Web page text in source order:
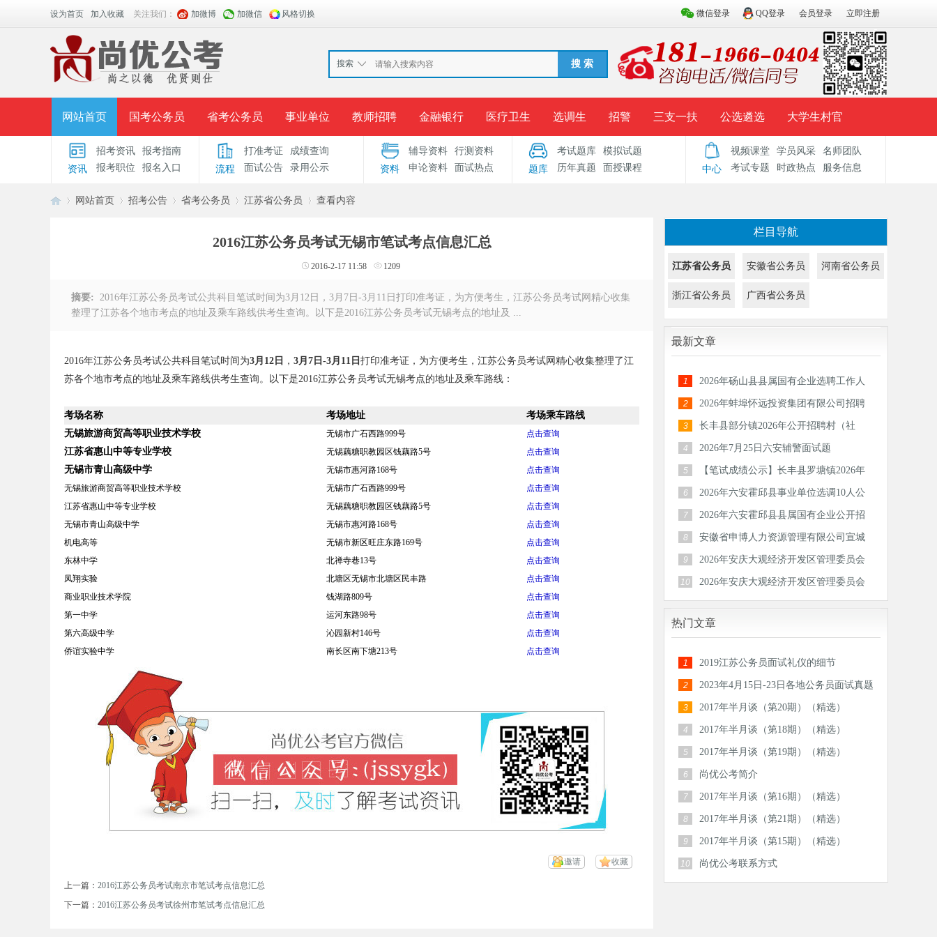
微信登录 QQ登录 会员登录 立即注册
设为首页 加入收藏 关注我们： 加微博 加微信 风格切换
搜索 搜 索
网站首页 国考公务员 省考公务员 事业单位 教师招聘 金融银行 医疗卫生 选调生 招警 三支一扶 公选遴选 大学生村官
面授课程 招考公告 面试公告 报考指导 准考证打印 成绩查询 录用公示 考试题库 辅导资料 历年真题 模拟试题
时政热点 视频课堂 名师团队 学员风采 考试专题
资讯
招考资讯
报考指南
报考职位
报名入口 流程
打准考证
成绩查询
面试公告
录用公示 资料
辅导资料
行测资料
申论资料
面试热点 题库
考试题库
模拟试题
历年真题
面授课程 中心
视频课堂 学员风采
名师团队
考试专题
时政热点 服务信息
网站首页 招考公告 省考公务员 江苏省公务员
›
查看内容
2016江苏公务员考试无锡市笔试考点信息汇总
2016-2-17 11:58 1209
摘要: 2016年江苏公务员考试公共科目笔试时间为3月12日，3月7日-3月11日打印准考证，为方便考生，江苏公务员考试网精心收集
整理了江苏各个地市考点的地址及乘车路线供考生查询。以下是2016江苏公务员考试无锡考点的地址及 ...
2016年江苏公务员考试公共科目笔试时间为3月12日 ， 3月7日-3月11日 打印准考证，为方便考生，江苏公务员考试网精心收集整理了江
苏各个地市考点的地址及乘车路线供考生查询。以下是2016江苏公务员考试无锡考点的地址及乘车路线：
考场名称 考场地址
考场乘车路线
无锡旅游商贸高等职业技术学校
无锡市广石西路999号 点击查询
江苏省惠山中等专业学校 无锡藕糖职教园区钱藕路5号 点击查询
无锡市青山高级中学 无锡市惠河路168号
点击查询
无锡旅游商贸高等职业技术学校
无锡市广石西路999号
点击查询
江苏省惠山中等专业学校
无锡藕糖职教园区钱藕路5号
点击查询
无锡市青山高级中学
无锡市惠河路168号
点击查询
机电高等
无锡市新区旺庄东路169号
点击查询
东林中学
北禅寺巷13号
点击查询
凤翔实验
北塘区无锡市北塘区民丰路
点击查询
商业职业技术学院
钱湖路809号
点击查询
第一中学
运河东路98号
点击查询
第六高级中学
沁园新村146号
点击查询
侨谊实验中学
南长区南下塘213号 点击查询
收藏
邀请
上一篇： 2016江苏公务员考试南京市笔试考点信息汇总
下一篇： 2016江苏公务员考试徐州市笔试考点信息汇总
栏目导航
江苏省公务员 安徽省公务员 河南省公务员
浙江省公务员 广西省公务员
最新文章
1
2026年砀山县县属国有企业选聘工作人
员公告
2
2026年蚌埠怀远投资集团有限公司招聘
30人公
3
长丰县部分镇2026年公开招聘村（社
区）后备
4 2026年7月25日六安辅警面试题
5
【笔试成绩公示】长丰县罗塘镇2026年
公开招
6
2026年六安霍邱县事业单位选调10人公
告
7
2026年六安霍邱县县属国有企业公开招
聘工作
8
安徽省申博人力资源管理有限公司宣城
分公司
9
2026年安庆大观经济开发区管理委员会
公开招
10
2026年安庆大观经济开发区管理委员会
公开招
热门文章
1 2019江苏公务员面试礼仪的细节
2
2023年4月15日-23日各地公务员面试真题
汇总
3 2017年半月谈（第20期）（精选）
4 2017年半月谈（第18期）（精选）
5 2017年半月谈（第19期）（精选）
6 尚优公考简介
7 2017年半月谈（第16期）（精选）
8 2017年半月谈（第21期）（精选）
9 2017年半月谈（第15期）（精选）
10 尚优公考联系方式